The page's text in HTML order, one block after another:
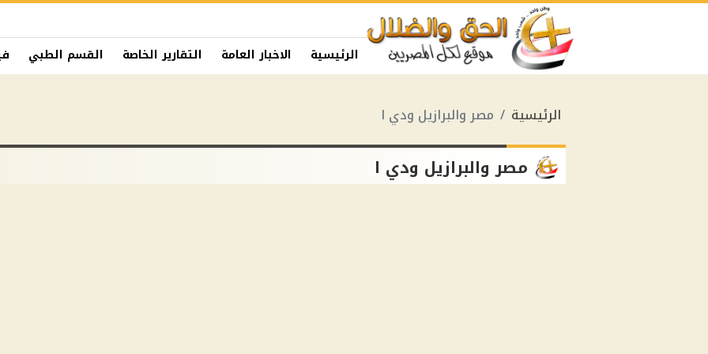
الرئيسية الاخبار العامة التقارير الخاصة القسم الطبي
الرئيسية مصر والبرازيل ودي ا
مصر والبرازيل ودي ا